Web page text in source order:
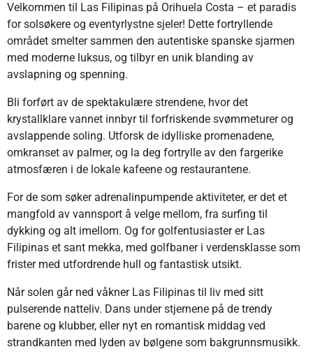
Velkommen til Las Filipinas på Orihuela Costa – et paradis
for solsøkere og eventyrlystne sjeler! Dette fortryllende
området smelter sammen den autentiske spanske sjarmen
med moderne luksus, og tilbyr en unik blanding av
avslapning og spenning.
Bli forført av de spektakulære strendene, hvor det
krystallklare vannet innbyr til forfriskende svømmeturer og
avslappende soling. Utforsk de idylliske promenadene,
omkranset av palmer, og la deg fortrylle av den fargerike
atmosfæren i de lokale kafeene og restaurantene.
For de som søker adrenalinpumpende aktiviteter, er det et
mangfold av vannsport å velge mellom, fra surfing til
dykking og alt imellom. Og for golfentusiaster er Las
Filipinas et sant mekka, med golfbaner i verdensklasse som
frister med utfordrende hull og fantastisk utsikt.
Når solen går ned våkner Las Filipinas til liv med sitt
pulserende natteliv. Dans under stjernene på de trendy
barene og klubber, eller nyt en romantisk middag ved
strandkanten med lyden av bølgene som bakgrunnsmusikk.